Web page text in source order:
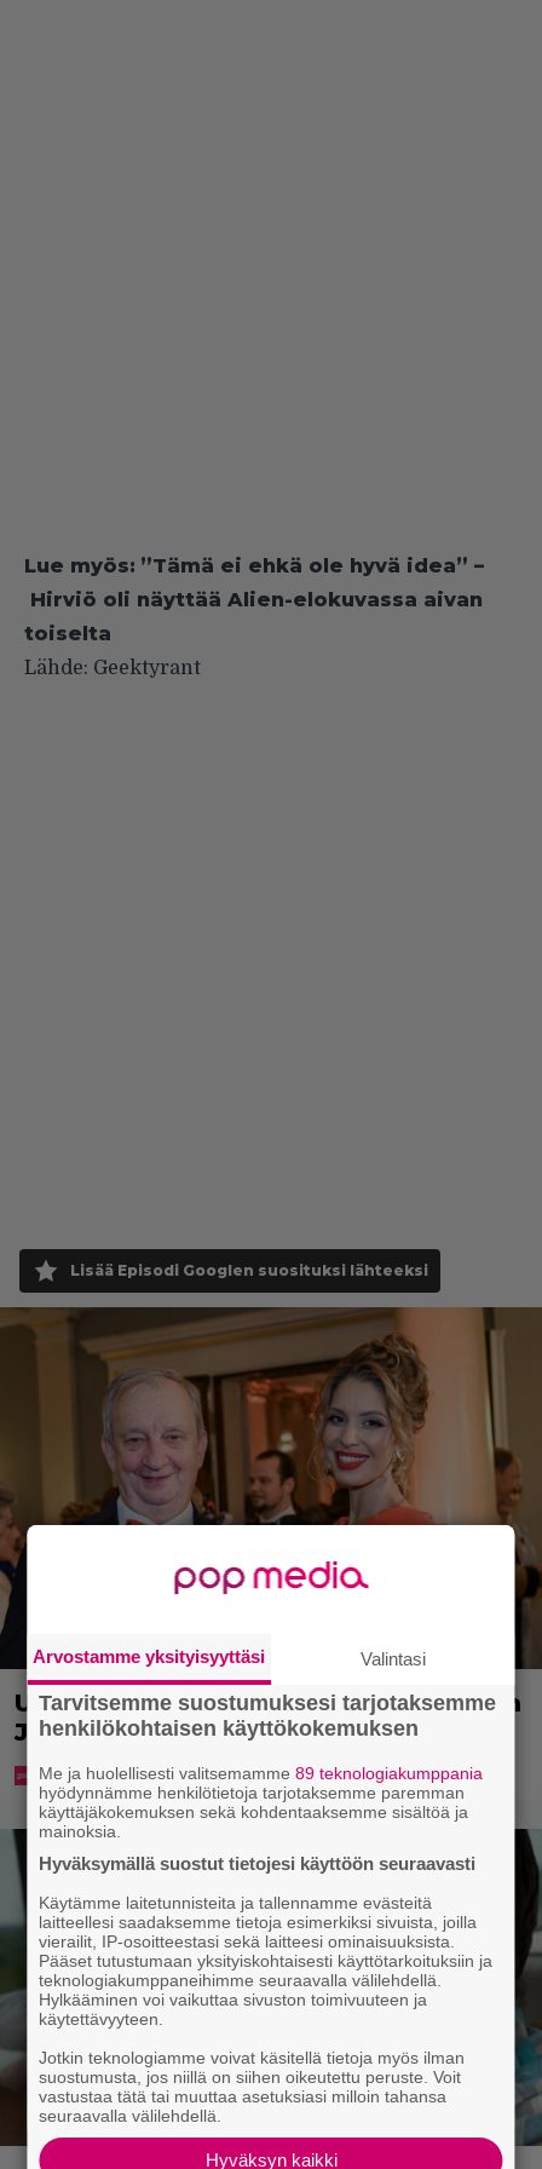
Lue myös: ”Tämä ei ehkä ole hyvä idea” –
Hirviö oli näyttää Alien-elokuvassa aivan
toiselta
Lähde: Geektyrant
Lisää Episodi Googlen suosituksi lähteeksi
Uuno: Hjallis Harkimo menee naimisiin
Jasmine Pajarin kanssa
Arvostamme yksityisyyttäsi Valintasi
Tarvitsemme suostumuksesi tarjotaksemme
henkilökohtaisen käyttökokemuksen
Me ja huolellisesti valitsemamme89 teknologiakumppania
hyödynnämme henkilötietoja tarjotaksemme paremman
käyttäjäkokemuksen sekä kohdentaaksemme sisältöä ja
mainoksia.
Hyväksymällä suostut tietojesi käyttöön seuraavasti
Käytämme laitetunnisteita ja tallennamme evästeitä
laitteellesi saadaksemme tietoja esimerkiksi sivuista, joilla
vierailit, IP-osoitteestasi sekä laitteesi ominaisuuksista.
Pääset tutustumaan yksityiskohtaisesti käyttötarkoituksiin ja
teknologiakumppaneihimme seuraavalla välilehdellä.
Hylkääminen voi vaikuttaa sivuston toimivuuteen ja
käytettävyyteen.
Jotkin teknologiamme voivat käsitellä tietoja myös ilman
suostumusta, jos niillä on siihen oikeutettu peruste. Voit
vastustaa tätä tai muuttaa asetuksiasi milloin tahansa
seuraavalla välilehdellä.
Hyväksyn kaikki